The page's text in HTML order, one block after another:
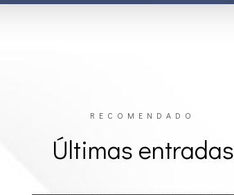
RECOMENDADO
Últimas entradas